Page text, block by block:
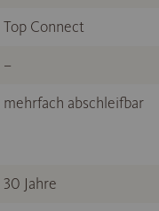
Top Connect
–
mehrfach abschleifbar
30 Jahre